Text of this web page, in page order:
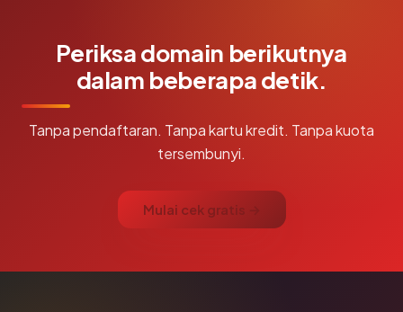
Periksa domain berikutnya
dalam beberapa detik.
Tanpa pendaftaran. Tanpa kartu kredit. Tanpa kuota
tersembunyi.
Mulai cek gratis →